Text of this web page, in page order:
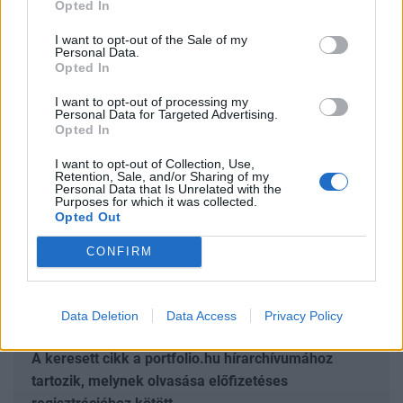
Opted In
I want to opt-out of the Sale of my
Personal Data.
Opted In
I want to opt-out of processing my
Personal Data for Targeted Advertising.
Opted In
I want to opt-out of Collection, Use,
Retention, Sale, and/or Sharing of my
Personal Data that Is Unrelated with the
Purposes for which it was collected.
Opted Out
CONFIRM
Data Deletion Data Access Privacy Policy
befektetõi hangulatot az Apple tegnap éjszakai
gyorsjelentése a jelek szerint nem tudta
érdemben rontani, noha a papír ma 10%-ot zuhant
Az ÁKK a mai kötvényaukciókon emelkedõ hozam
mellett terv felett adott el kötvényeket
2013. január 24. 17:30 Megosztás Gyengélkedett a forint,
lendületbe jött az euró A vártnál jobb német, de rosszabb
francia aktivitási adatokat végülis úgy értelmezték a
piacok, hogy a német "gõzmozdony" majd élénkíti a francia
gazdaságot is...
KEDVES OLVASÓNK!
A keresett cikk a portfolio.hu hírarchívumához
tartozik, melynek olvasása előfizetéses